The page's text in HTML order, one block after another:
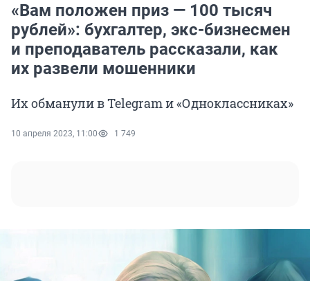
«Вам положен приз — 100 тысяч
рублей»: бухгалтер, экс-бизнесмен
и преподаватель рассказали, как
их развели мошенники
Их обманули в Telegram и «Одноклассниках»
10 апреля 2023, 11:00 1 749